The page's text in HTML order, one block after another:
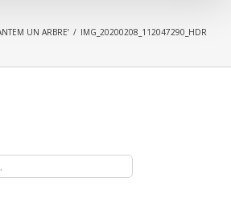
UN ARBRE’ / IMG_20200208_112047290_HDR